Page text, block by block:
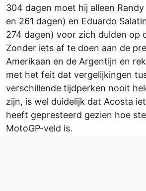
304 dagen moet hij alleen
en 261 dagen) en Eduardo
274 dagen) voor zich dulden op
Zonder iets af te doen aan de
Amerikaan en de Argentijn en
met het feit dat vergelijkingen
verschillende tijdperken nooit
zijn, is wel duidelijk dat Acosta
heeft gepresteerd gezien hoe
MotoGP-veld is.